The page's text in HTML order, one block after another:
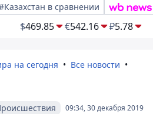
в сравнении
$469.85 €542.16 ₽5.78
на сегодня
Все новости
09:34, 30 декабря 2019